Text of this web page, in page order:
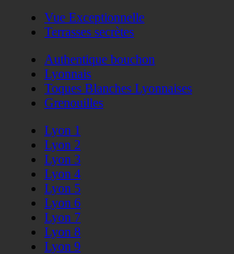
Vue Exceptionnelle
Terrasses secrètes
Authentique bouchon
Lyonnais
Toques Blanches Lyonnaises
Grenouilles
Lyon 1
Lyon 2
Lyon 3
Lyon 4
Lyon 5
Lyon 6
Lyon 7
Lyon 8
Lyon 9